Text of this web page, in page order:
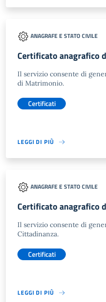
ANAGRAFE E STATO CIVILE
Certificato anagrafico
Il servizio consente di
di Matrimonio.
Certificati
LEGGI DI PIÙ
ANAGRAFE E STATO CIVILE
Certificato anagrafico
Il servizio consente di
Cittadinanza.
Certificati
LEGGI DI PIÙ